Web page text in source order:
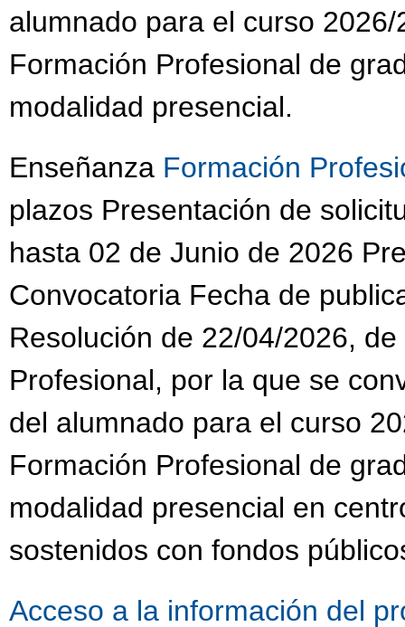
alumnado para el curso
Formación Profesional de
modalidad presencial.
Enseñanza Formación
plazos Presentación de
hasta 02 de Junio de 2026
Convocatoria Fecha de
Resolución de 22/04/2026,
Profesional, por la que se
del alumnado para el curso
Formación Profesional de
modalidad presencial en
sostenidos con fondos
Acceso a la información del